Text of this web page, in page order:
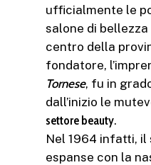
ufficialmente le
salone di
centro della
fondatore,
Tornese, fu in
dall’inizio le
settore beauty.
Nel 1964 infatti, il
espanse con la